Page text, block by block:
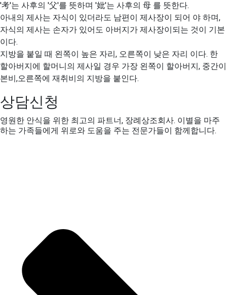
'考'는 사후의 '父'를 뜻하며 '妣'는 사후의 母 를 뜻한다.
아내의 제사는 자식이 있더라도 남편이 제사장이 되어 야 하며,
자식의 제사는 손자가 있어도 아버지가 제사장이되는 것이 기본
이다.
지방을 붙일 때 왼쪽이 높은 자리, 오른쪽이 낮은 자리 이다. 한
할아버지에 할머니의 제사일 경우 가장 왼쪽이 할아버지, 중간이
본비,오른쪽에 재취비의 지방을 붙인다.
상담신청
영원한 안식을 위한 최고의 파트너, 장례상조회사. 이별을 마주
하는 가족들에게 위로와 도움을 주는 전문가들이 함께합니다.